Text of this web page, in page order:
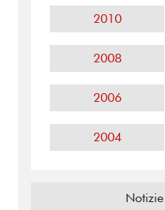
2010
2008
2006
2004